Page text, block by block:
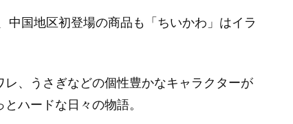
国地区初登場の商品も「ちいかわ」はイラ
、うさぎなどの個性豊かなキャラクターが
ハードな日々の物語。